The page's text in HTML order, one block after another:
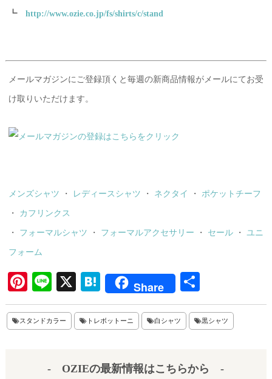
┗ http://www.ozie.co.jp/fs/shirts/c/stand
メールマガジンにご登録頂くと毎週の新商品情報がメールにてお受
け取りいただけます。
メンズシャツ ・ レディースシャツ ・ ネクタイ ・ ポケットチーフ
・ カフリンクス
・ フォーマルシャツ ・ フォーマルアクセサリー ・ セール・ ユニ
フォーム
Pi
nt
er
Li
ne
X
H
at
en
Share
有
スタンドカラー トレボットーニ 白シャツ 黒シャツ
- OZIEの最新情報はこちらから -